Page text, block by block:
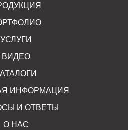
УСЛУГИ
ВИДЕО
ИНФОРМАЦИЯ
И ОТВЕТЫ
О НАС